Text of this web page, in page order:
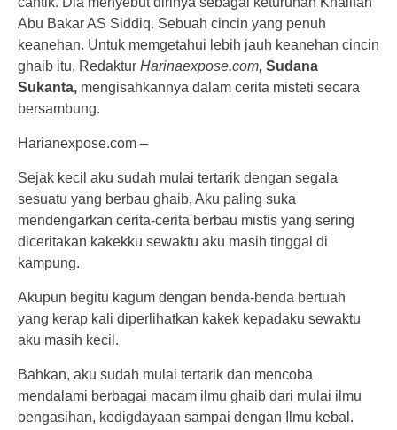
Abu Bakar AS Siddiq. Sebuah cincin yang penuh
keanehan. Untuk memgetahui lebih jauh keanehan cincin
ghaib itu, Redaktur Harinaexpose.com, Sudana
Sukanta, mengisahkannya dalam cerita misteti secara
bersambung.
Harianexpose.com –
Sejak kecil aku sudah mulai tertarik dengan segala
sesuatu yang berbau ghaib, Aku paling suka
mendengarkan cerita-cerita berbau mistis yang sering
diceritakan kakekku sewaktu aku masih tinggal di
kampung.
Akupun begitu kagum dengan benda-benda bertuah
yang kerap kali diperlihatkan kakek kepadaku sewaktu
aku masih kecil.
Bahkan, aku sudah mulai tertarik dan mencoba
mendalami berbagai macam ilmu ghaib dari mulai ilmu
oengasihan, kedigdayaan sampai dengan Ilmu kebal.